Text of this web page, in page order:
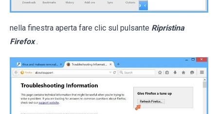
nella finestra aperta fare clic sul pulsante Ripristina
Firefox .